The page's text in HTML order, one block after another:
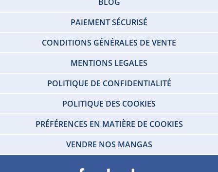
PAIEMENT SÉCURISÉ
CONDITIONS GÉNÉRALES DE VENTE
MENTIONS LEGALES
POLITIQUE DE CONFIDENTIALITÉ
POLITIQUE DES COOKIES
PRÉFÉRENCES EN MATIÈRE DE COOKIES
VENDRE NOS MANGAS